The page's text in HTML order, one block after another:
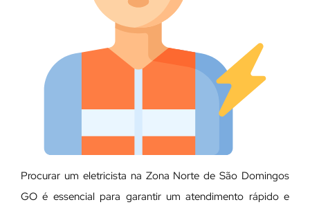
Procurar um eletricista na Zona Norte de São Domingos
GO é essencial para garantir um atendimento rápido e